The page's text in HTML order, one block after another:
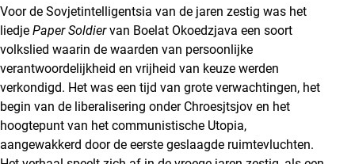
Voor de Sovjetintelligentsia van de jaren zestig was het
liedje Paper Soldiervan Boelat Okoedzjava een soort
volkslied waarin de waarden van persoonlijke
verantwoordelijkheid en vrijheid van keuze werden
verkondigd. Het was een tijd van grote verwachtingen, het
begin van de liberalisering onder Chroesjtsjov en het
hoogtepunt van het communistische Utopia,
aangewakkerd door de eerste geslaagde ruimtevluchten.